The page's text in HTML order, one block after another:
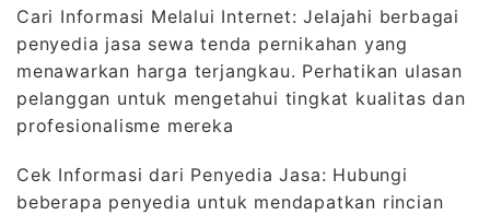
Cari Informasi Melalui Internet: Jelajahi berbagai
penyedia jasa sewa tenda pernikahan yang
menawarkan harga terjangkau. Perhatikan ulasan
pelanggan untuk mengetahui tingkat kualitas dan
profesionalisme mereka
Cek Informasi dari Penyedia Jasa: Hubungi
beberapa penyedia untuk mendapatkan rincian